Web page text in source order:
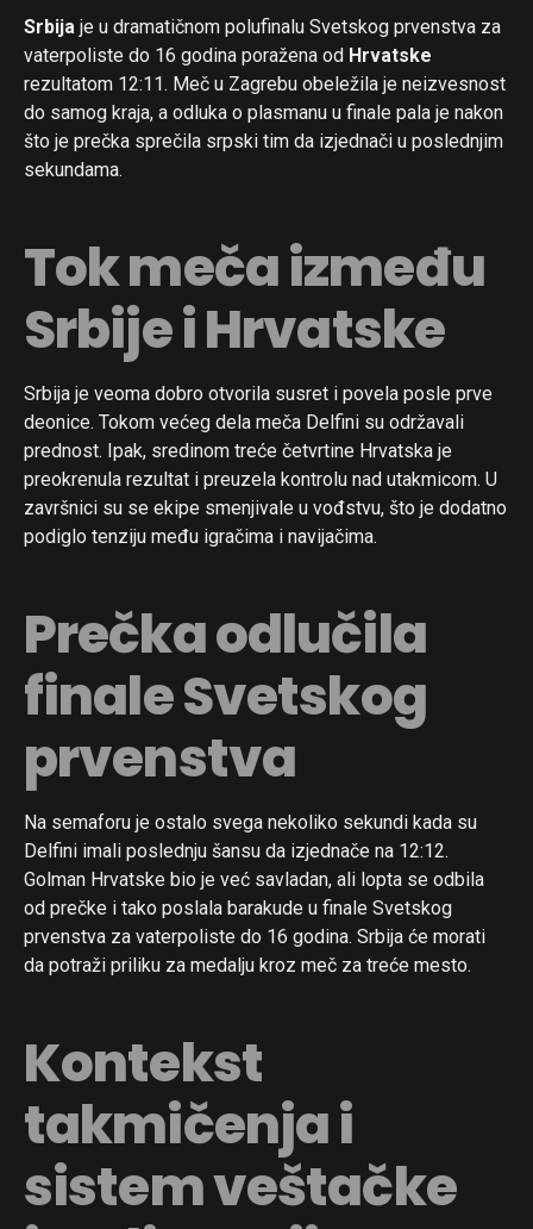
Srbija je u dramatičnom polufinalu Svetskog prvenstva za
vaterpoliste do 16 godina poražena od Hrvatske
rezultatom 12:11. Meč u Zagrebu obeležila je neizvesnost
do samog kraja, a odluka o plasmanu u finale pala je nakon
što je prečka sprečila srpski tim da izjednači u poslednjim
sekundama.
Tok meča između
Srbije i Hrvatske
Srbija je veoma dobro otvorila susret i povela posle prve
deonice. Tokom većeg dela meča Delfini su održavali
prednost. Ipak, sredinom treće četvrtine Hrvatska je
preokrenula rezultat i preuzela kontrolu nad utakmicom. U
završnici su se ekipe smenjivale u vođstvu, što je dodatno
podiglo tenziju među igračima i navijačima.
Prečka odlučila
finale Svetskog
prvenstva
Na semaforu je ostalo svega nekoliko sekundi kada su
Delfini imali poslednju šansu da izjednače na 12:12.
Golman Hrvatske bio je već savladan, ali lopta se odbila
od prečke i tako poslala barakude u finale Svetskog
prvenstva za vaterpoliste do 16 godina. Srbija će morati
da potraži priliku za medalju kroz meč za treće mesto.
Kontekst
takmičenja i
sistem veštačke